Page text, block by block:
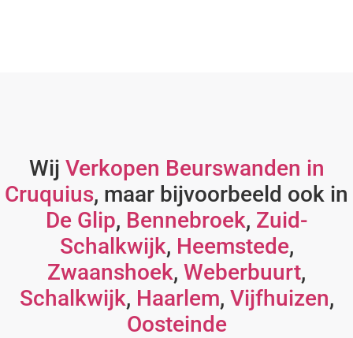
Wij Verkopen Beurswanden in
Cruquius, maar bijvoorbeeld ook in
De Glip, Bennebroek, Zuid-
Schalkwijk, Heemstede,
Zwaanshoek, Weberbuurt,
Schalkwijk, Haarlem, Vijfhuizen,
Oosteinde